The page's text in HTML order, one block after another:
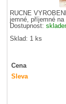
RUČNĚ
jemné, příjemné
Dostupnost:
Sklad: 1 ks
Cena
Sleva